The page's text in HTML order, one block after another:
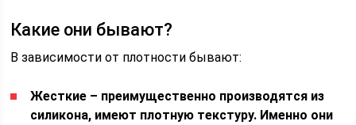
Какие они бывают?
В зависимости от плотности бывают:
Жесткие – преимущественно производятся из
силикона, имеют плотную текстуру. Именно они